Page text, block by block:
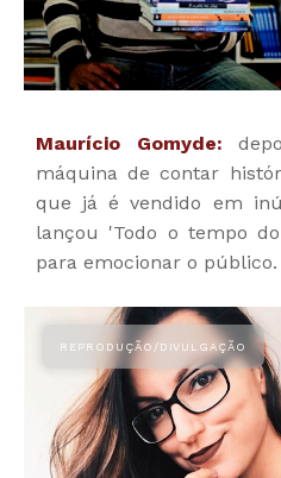
Maurício Gomyde:
máquina de contar
que já é vendido em
lançou 'Todo o tempo
para emocionar o público.